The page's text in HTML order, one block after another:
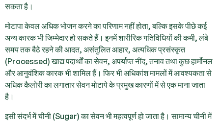
सकता है।
मोटापा केवल अधिक भोजन करने का परिणाम नहीं होता, बल्कि इसके पीछे कई
अन्य कारक भी जिम्मेदार हो सकते हैं। इनमें शारीरिक गतिविधियों की कमी, लंबे
समय तक बैठे रहने की आदत, असंतुलित आहार, अत्यधिक प्रसंस्कृत
(Processed) खाद्य पदार्थों का सेवन, अपर्याप्त नींद, तनाव तथा कुछ हार्मोनल
और आनुवंशिक कारक भी शामिल हैं। फिर भी अधिकांश मामलों में आवश्यकता से
अधिक कैलोरी का लगातार सेवन मोटापे के प्रमुख कारणों में से एक माना जाता
है।
इसी संदर्भ में चीनी (Sugar) का सेवन भी महत्वपूर्ण हो जाता है। सामान्य चीनी में